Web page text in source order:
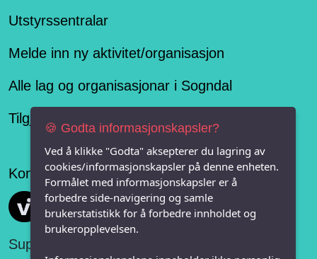
Utstyrssentralar
Melde inn ny aktivitet/organisasjon
Alle lag og organisasjonar i Sogndal
Tilgjengelegheitserklæring
Konseptet er levert av
Vi FRITID
Support:
🍪 Godta informasjonskapsler?
Ved å klikke "Godta" aksepterer du lagring av
cookies/informasjonskapsler på denne enheten.
Formålet med informasjonskapsler er å
forbedre side-navigering og samle
brukerstatistikk for å forbedre innholdet og
brukeropplevelsen.